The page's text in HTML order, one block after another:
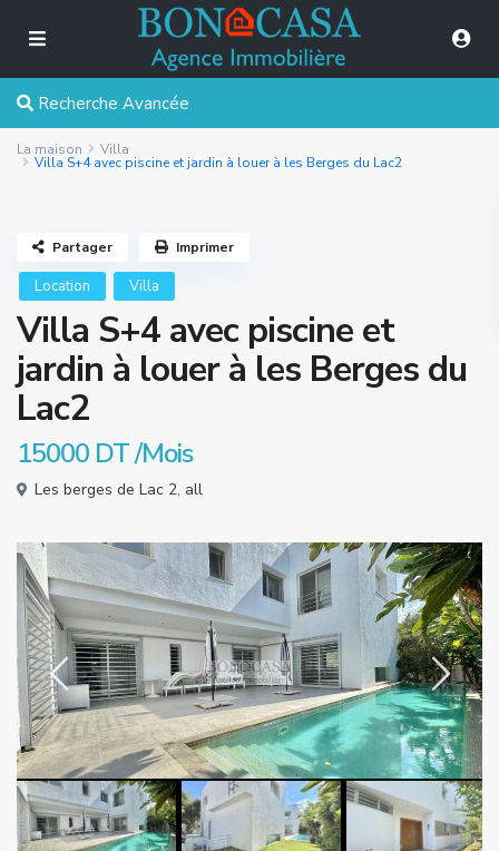
Recherche Avancée
La maison Villa
Villa S+4 avec piscine et jardin à louer à les Berges du Lac2
Location Villa
Villa S+4 avec piscine et
jardin à louer à les Berges du
Lac2
15000 DT/Mois
Les berges de Lac 2, all
Partager Imprimer